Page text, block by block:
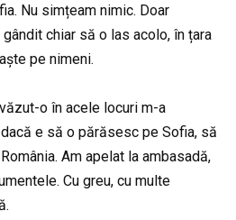
Nu simțeam nimic. Doar
chiar să o las acolo, în țara
pe nimeni.
o în acele locuri m-a
e să o părăsesc pe Sofia, să
Am apelat la ambasadă,
Cu greu, cu multe